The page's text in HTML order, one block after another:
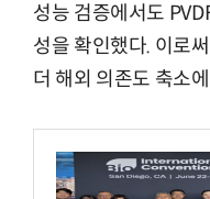
성능 검증에서도
성을 확인했다. 이로
더 해외 의존도 축소